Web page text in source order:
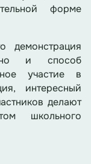
форме
но и способ
участие в
интересный
делают
школьного